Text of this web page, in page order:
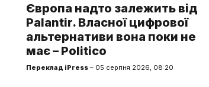
Європа надто залежить від
Palantir. Власної цифрової
альтернативи вона поки не
має – Politico
Переклад iPress – 05 серпня 2026, 08:20